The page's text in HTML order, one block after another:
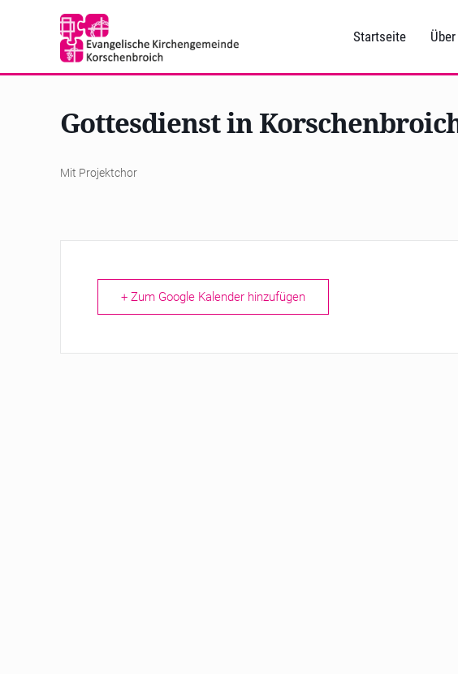
Startseite
Gottesdienst in
Mit Projektchor
+ Zum Google Kalender hinzufügen